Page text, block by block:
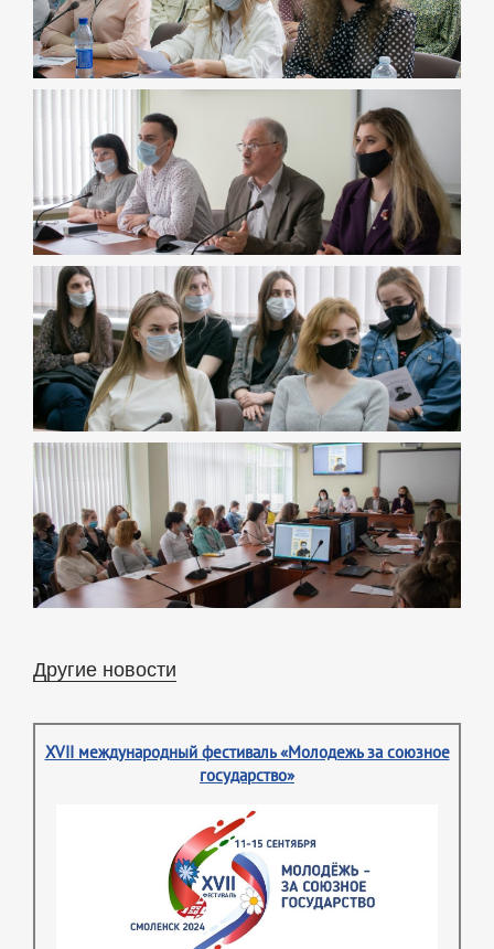
Другие новости
XVII международный фестиваль «Молодежь за союзное
государство»